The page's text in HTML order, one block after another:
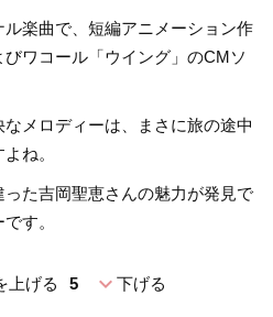
楽曲で、短編アニメーション作
ワコール「ウイング」のCMソ
メロディーは、まさに旅の途中
ね。
た吉岡聖恵さんの魅力が発見で
す。
上げる 5 expand_more下げる